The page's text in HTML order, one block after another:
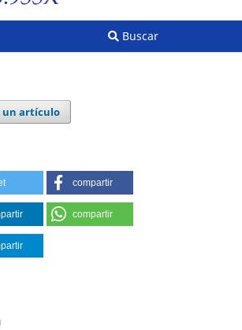
Buscar
un artículo
compartir
compartir